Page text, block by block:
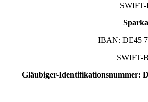
IBAN: DE45
SWIFT-
Gläubiger-Identifikationsnummer: